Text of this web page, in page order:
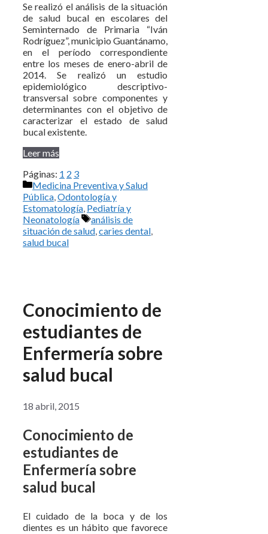
Se realizó el análisis de la situación
de salud bucal en escolares del
Seminternado de Primaria “Iván
Rodríguez”, municipio Guantánamo,
en el período correspondiente
entre los meses de enero-abril de
2014. Se realizó un estudio
epidemiológico descriptivo-
transversal sobre componentes y
determinantes con el objetivo de
caracterizar el estado de salud
bucal existente.
Leer más
Páginas: 1 2 3
Categorías
Medicina Preventiva y Salud
Pública,Odontología y
Estomatología, Pediatría y
Neonatología
Etiquetas
análisis de
situación de salud,caries dental,
salud bucal
Conocimiento de
estudiantes de
Enfermería sobre
salud bucal
18 abril, 2015
Conocimiento de
estudiantes de
Enfermería sobre
salud bucal
El cuidado de la boca y de los
dientes es un hábito que favorece